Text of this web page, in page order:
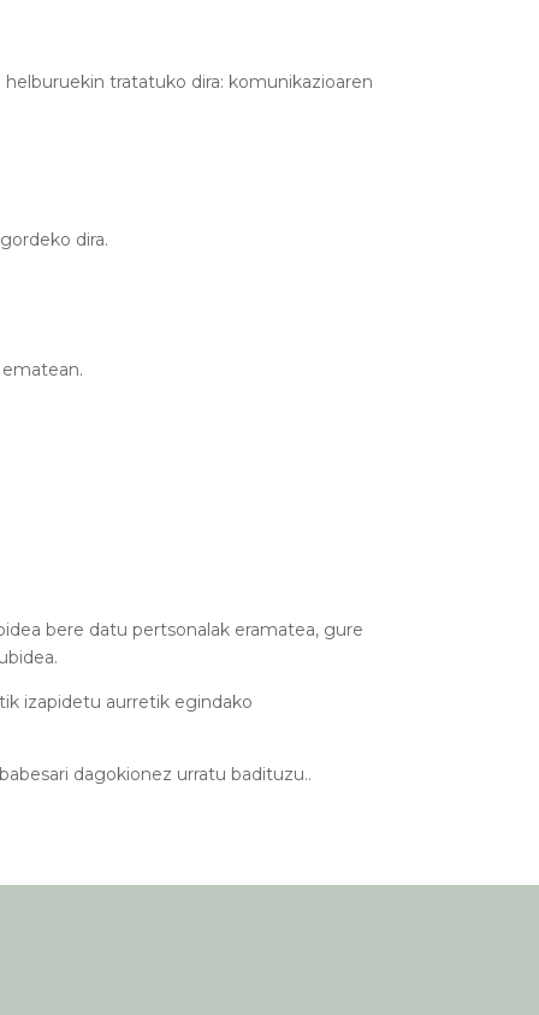
tratatuko dira: komunikazioaren
dira.
bere datu pertsonalak eramatea, gure
izapidetu aurretik egindako
dagokionez urratu badituzu..